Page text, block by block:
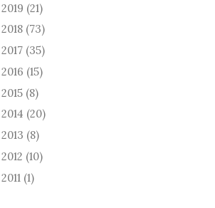
2019 (21)
2018 (73)
2017 (35)
2016 (15)
2015 (8)
2014 (20)
2013 (8)
2012 (10)
2011 (1)